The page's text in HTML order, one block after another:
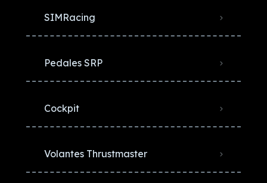
SIMRacing
Pedales SRP
Cockpit
Volantes Thrustmaster